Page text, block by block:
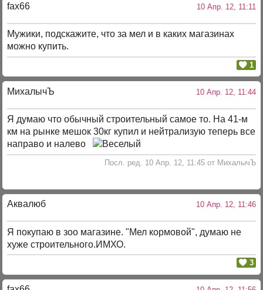
fax66 10 Апр. 12, 11:11
Мужики, подскажите, что за мел и в каких магазинах
можно купить.
1
МихалычЪ 10 Апр. 12, 11:44
Я думаю что обычный строительный самое то. На 41-м
км на рынке мешок 30кг купил и нейтрализую теперь все
направо и налево
Посл. ред. 10 Апр. 12, 11:45 от МихалычЪ
Аквалюб 10 Апр. 12, 11:46
Я покупаю в зоо магазине. "Мел кормовой", думаю не
хуже строительного.ИМХО.
3